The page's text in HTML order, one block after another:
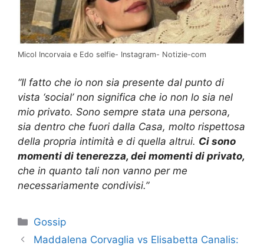
Micol Incorvaia e Edo selfie- Instagram- Notizie-com
“Il fatto che io non sia presente dal punto di
vista ‘social’ non significa che io non lo sia nel
mio privato. Sono sempre stata una persona,
sia dentro che fuori dalla Casa, molto rispettosa
della propria intimità e di quella altrui. Ci sono
momenti di tenerezza, dei momenti di privato,
che in quanto tali non vanno per me
necessariamente condivisi.”
Categorie
Gossip
Maddalena Corvaglia vs Elisabetta Canalis: